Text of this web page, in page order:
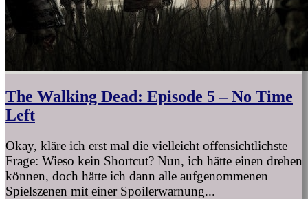
The Walking Dead: Episode 5 – No Time
Left
Okay, kläre ich erst mal die vielleicht offensichtlichste
Frage: Wieso kein Shortcut? Nun, ich hätte einen drehen
können, doch hätte ich dann alle aufgenommenen
Spielszenen mit einer Spoilerwarnung...